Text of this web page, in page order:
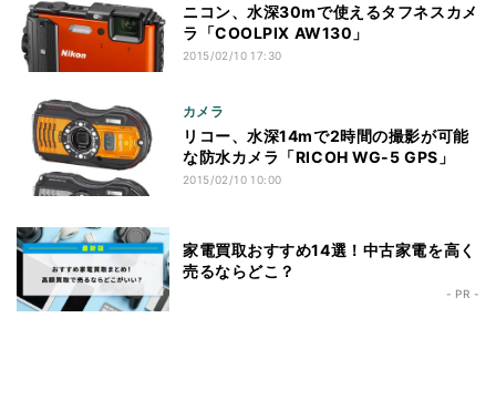
ニコン、水深30mで使えるタフネスカメ
ラ「COOLPIX AW130」
2015/02/10 17:30
カメラ
リコー、水深14mで2時間の撮影が可能
な防水カメラ「RICOH WG-5 GPS」
2015/02/10 10:00
家電買取おすすめ14選！中古家電を高く
売るならどこ？
- PR -